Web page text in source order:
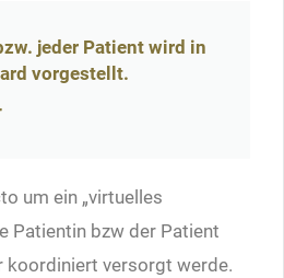
jeder Patient wird in
vorgestellt.
um ein „virtuelles
Patientin bzw der Patient
koordiniert versorgt werde.